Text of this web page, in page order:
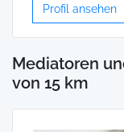
Profil ansehen
Mediatoren
von 15 km